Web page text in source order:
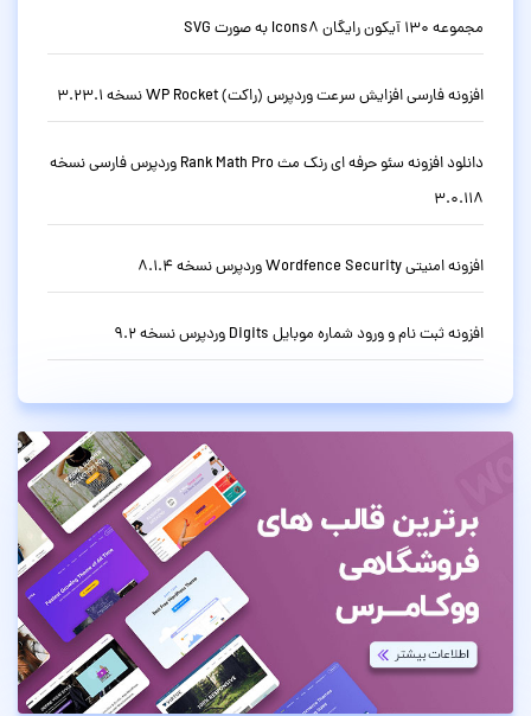
مجموعه 130 آیکون رایگان Icons8 به صورت SVG
افزونه فارسی افزایش سرعت وردپرس (راکت) WP Rocket نسخه 3.23.1
دانلود افزونه سئو حرفه ای رنک مث Rank Math Pro وردپرس فارسی نسخه
3.0.118
افزونه امنیتی Wordfence Security وردپرس نسخه 8.1.4
افزونه ثبت نام و ورود شماره موبایل Digits وردپرس نسخه 9.2